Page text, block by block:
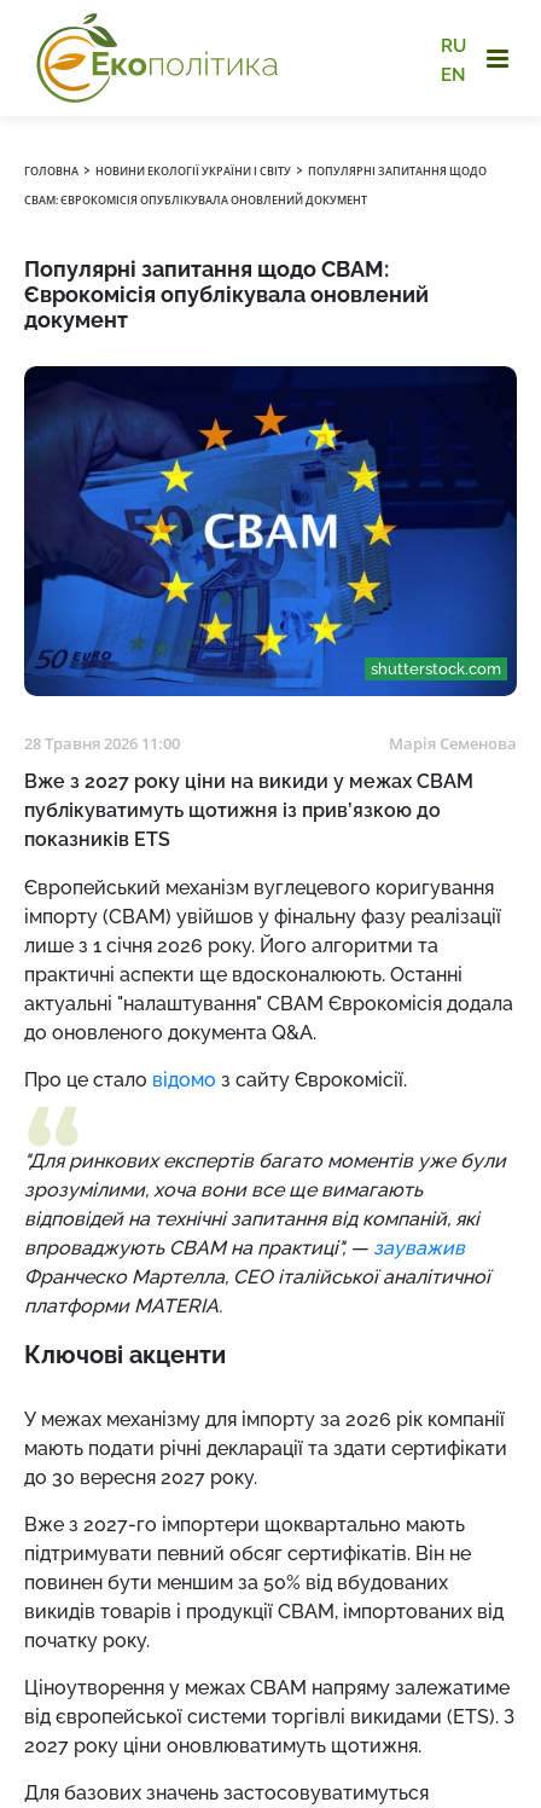
RU
EN
ГОЛОВНА › НОВИНИ ЕКОЛОГІЇ УКРАЇНИ І СВІТУ › ПОПУЛЯРНІ ЗАПИТАННЯ ЩОДО
CBAM: ЄВРОКОМІСІЯ ОПУБЛІКУВАЛА ОНОВЛЕНИЙ ДОКУМЕНТ
Популярні запитання щодо CBAM:
Єврокомісія опублікувала оновлений
документ
shutterstock.com
28 Травня 2026 11:00 Марія Семенова
Вже з 2027 року ціни на викиди у межах СВАМ
публікуватимуть щотижня із прив’язкою до
показників ETS
Європейський механізм вуглецевого коригування
імпорту (СВАМ) увійшов у фінальну фазу реалізації
лише з 1 січня 2026 року. Його алгоритми та
практичні аспекти ще вдосконалюють. Останні
актуальні "налаштування" СВАМ Єврокомісія додала
до оновленого документа Q&A.
Про це стало відомо з сайту Єврокомісії.
"Для ринкових експертів багато моментів уже були
зрозумілими, хоча вони все ще вимагають
відповідей на технічні запитання від компаній, які
впроваджують CBAM на практиці", — зауважив
Франческо Мартелла, СЕО італійської аналітичної
платформи MATERIA.
Ключові акценти
У межах механізму для імпорту за 2026 рік компанії
мають подати річні декларації та здати сертифікати
до 30 вересня 2027 року.
Вже з 2027-го імпортери щоквартально мають
підтримувати певний обсяг сертифікатів. Він не
повинен бути меншим за 50% від вбудованих
викидів товарів і продукції СВАМ, імпортованих від
початку року.
Ціноутворення у межах СВАМ напряму залежатиме
від європейської системи торгівлі викидами (ETS). З
2027 року ціни оновлюватимуть щотижня.
Для базових значень застосовуватимуться